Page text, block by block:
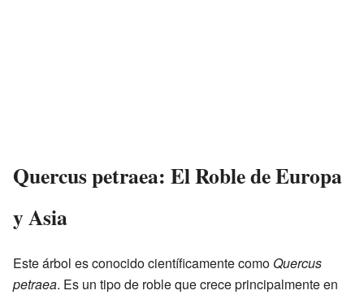
Quercus petraea: El Roble de Europa
y Asia
Este árbol es conocido científicamente como Quercus
petraea. Es un tipo de roble que crece principalmente en